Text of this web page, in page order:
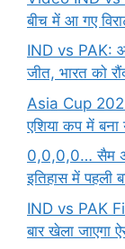
बीच में आ गए
IND vs PAK:
जीत, भारत को
Asia Cup
एशिया कप में बना
0,0,0,0… सैम
इतिहास में पहली
IND vs PAK
बार खेला जाएगा